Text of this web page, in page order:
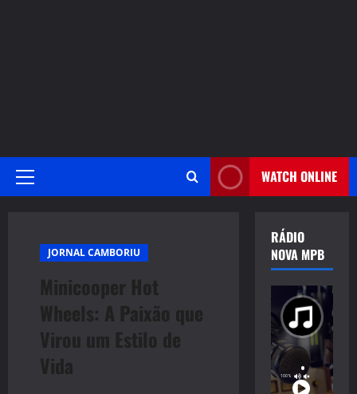
Primary
WATCH ONLINE
JORNAL CAMBORIU
Minicooper Hot
Wheels: A Paixão que
Virou um Estilo de
Vida
RÁDIO
NOVA MPB